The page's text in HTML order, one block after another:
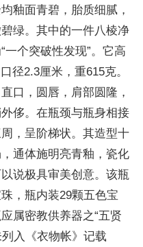
釉面青碧，胎质细腻，
绿。其中的一件八棱净
个突破性发现”。它高
径2.3厘米，重615克。
口，圆唇，肩部圆隆，
侈。在瓶颈与瓶身相接
，呈阶梯状。其造型十
通体施明亮青釉，瓷化
说极具审美创意。该瓶
，瓶内装29颗五色宝
属密教供养器之“五贤
入《衣物帐》记载